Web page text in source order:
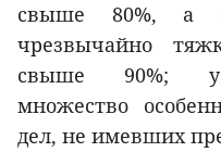
свыше 80%, а
чрезвычайно
свыше 90%;
множество
дел, не имевших